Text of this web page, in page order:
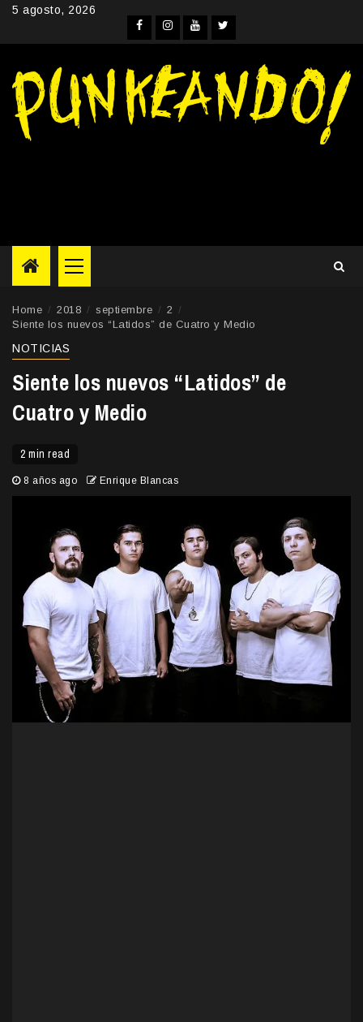
Skip5 agosto, 2026
Facebook
Instagram
YouTube
Twitter
Primary
Menu
Home 2018 septiembre
2
Siente los nuevos “Latidos” de Cuatro y Medio
NOTICIAS
Siente los nuevos “Latidos” de
Cuatro y Medio
2 min read
8 años ago Enrique Blancas